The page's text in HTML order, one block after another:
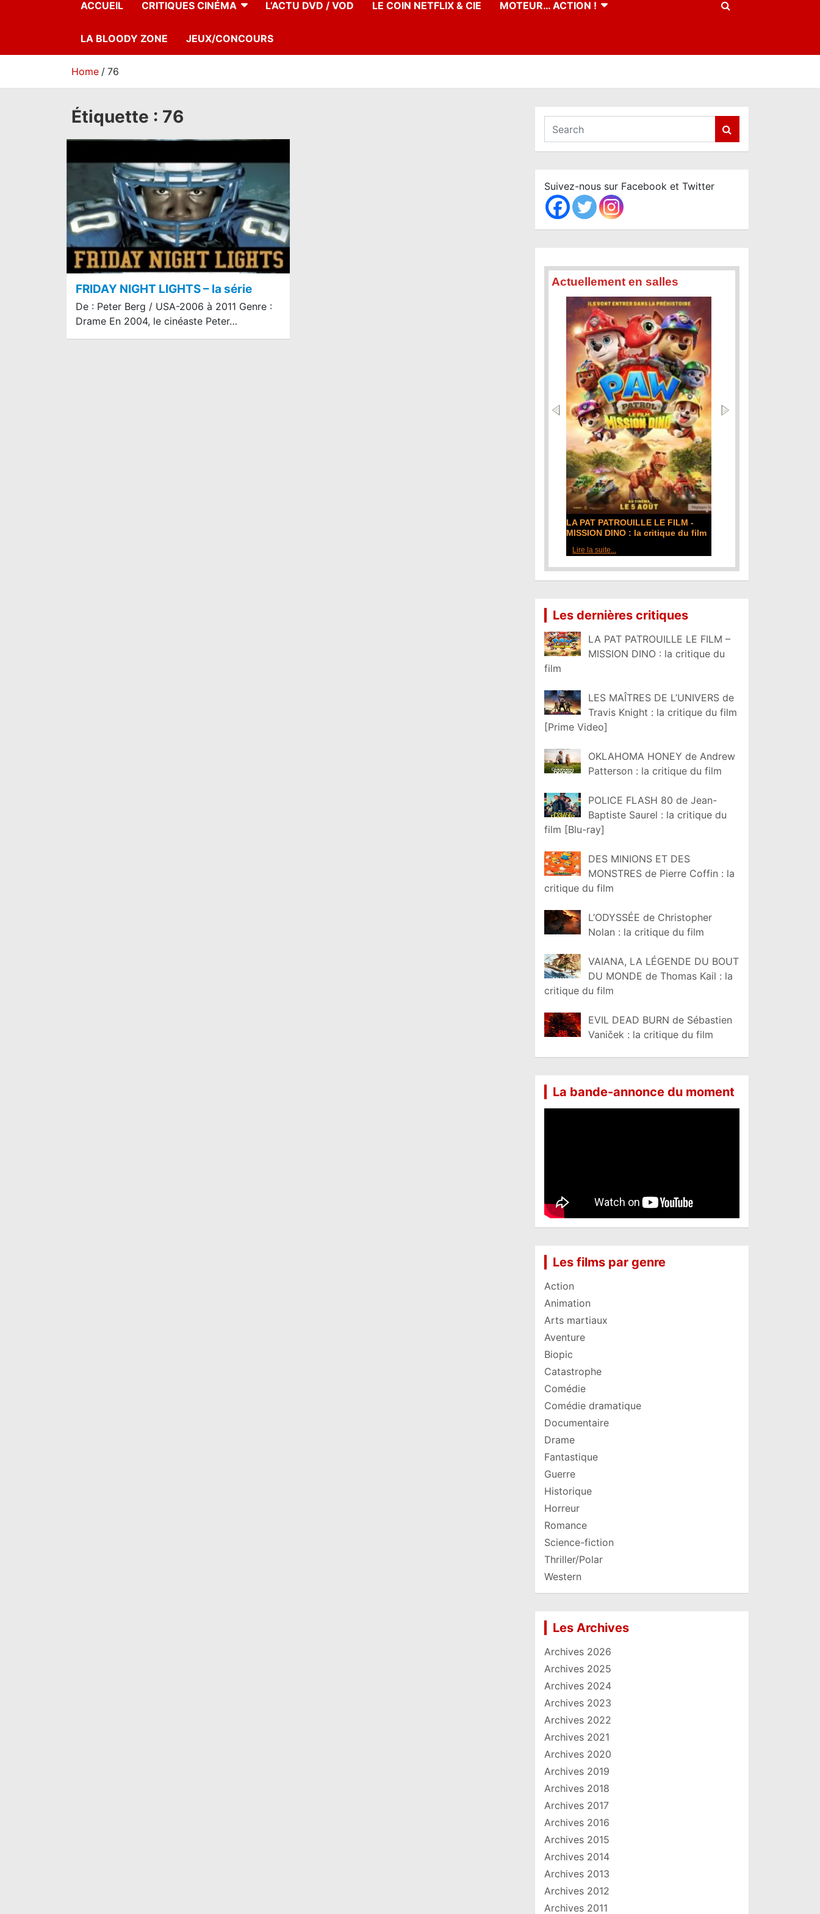
ACCUEIL CRITIQUES CINÉMA L’ACTU DVD / VOD LE COIN NETFLIX & CIE MOTEUR… ACTION !
LA BLOODY ZONE JEUX/CONCOURS
Home 76
Étiquette : 76
FRIDAY NIGHT LIGHTS – la série
De : Peter Berg / USA-2006 à 2011 Genre :
Drame En 2004, le cinéaste Peter…
a
c
h
Suivez-nous sur Facebook et Twitter
Actuellement en salles
LA PAT PATROUILLE LE FILM -
MISSION DINO : la critique du film
Lire la suite...
Les dernières critiques
LA PAT PATROUILLE LE FILM –
MISSION DINO : la critique du
film
LES MAÎTRES DE L’UNIVERS de
Travis Knight : la critique du film
[Prime Video]
OKLAHOMA HONEY de Andrew
Patterson : la critique du film
POLICE FLASH 80 de Jean-
Baptiste Saurel : la critique du
film [Blu-ray]
DES MINIONS ET DES
MONSTRES de Pierre Coffin : la
critique du film
L’ODYSSÉE de Christopher
Nolan : la critique du film
VAIANA, LA LÉGENDE DU BOUT
DU MONDE de Thomas Kail : la
critique du film
EVIL DEAD BURN de Sébastien
Vaniček : la critique du film
La bande-annonce du moment
Les films par genre
Action
Animation
Arts martiaux
Aventure
Biopic
Catastrophe
Comédie
Comédie dramatique
Documentaire
Drame
Fantastique
Guerre
Historique
Horreur
Romance
Science-fiction
Thriller/Polar
Western
Les Archives
Archives 2026
Archives 2025
Archives 2024
Archives 2023
Archives 2022
Archives 2021
Archives 2020
Archives 2019
Archives 2018
Archives 2017
Archives 2016
Archives 2015
Archives 2014
Archives 2013
Archives 2012
Archives 2011